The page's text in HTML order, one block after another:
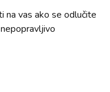
na vas ako se odlučite